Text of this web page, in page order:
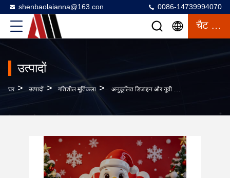
shenbaolaianna@163.con 0086-14739994070
चैट करना
उत्पादों
घर > उत्पादों > गतिशील मूर्तिकला > अनुकूलित डिजाइन और यूवी प्रतिरोधी हॉलिडे सजावट प्रतिमा के साथ बड़ी आउटडोर वाणिज्यिक फाइबरग्लास टर्की मूर्तिकला